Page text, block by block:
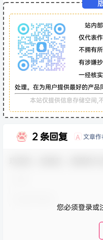
站内
仅代表
不拥有
有涉嫌
一经核
处理。在为用户提供最好的产品
本站仅提供信息存储空间,
2 条回复 A 文章作
您必须登录或